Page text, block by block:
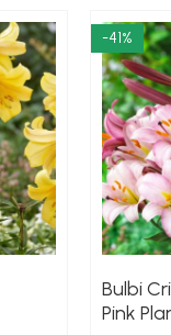
-41%
Bulbi
Pink